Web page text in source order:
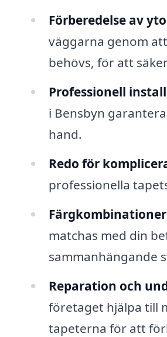
Förberedelse av
väggarna genom
behövs, för att
Professionell
i Bensbyn
hand.
Redo för
professionella
matchas med din
sammanhängande
Reparation och
företaget hjälpa till
tapeterna för att